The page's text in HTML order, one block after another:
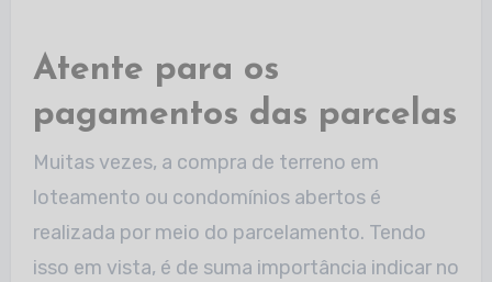
Atente para os
pagamentos das parcelas
Muitas vezes, a compra de terreno em
loteamento ou condomínios abertos é
realizada por meio do parcelamento. Tendo
isso em vista, é de suma importância indicar no